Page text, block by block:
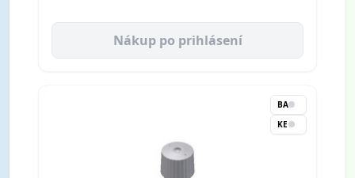
Nákup po prihlásení
BA
KE